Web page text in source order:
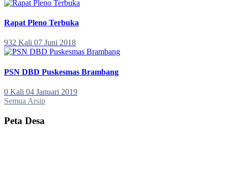
Rapat Pleno Terbuka
932 Kali 07 Juni 2018
PSN DBD Puskesmas Brambang
0 Kali 04 Januari 2019
Semua Arsip
Peta Desa